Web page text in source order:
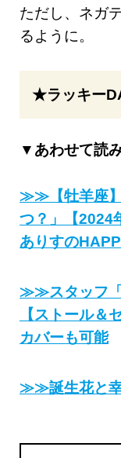
ただし、ネガ
るように。
★ラッキー
▼あわせて読
≫≫【牡羊座】
つ？」【2024
ありすの
≫≫スタッフ「
【ストール＆
カバーも可能
≫≫誕生花と幸